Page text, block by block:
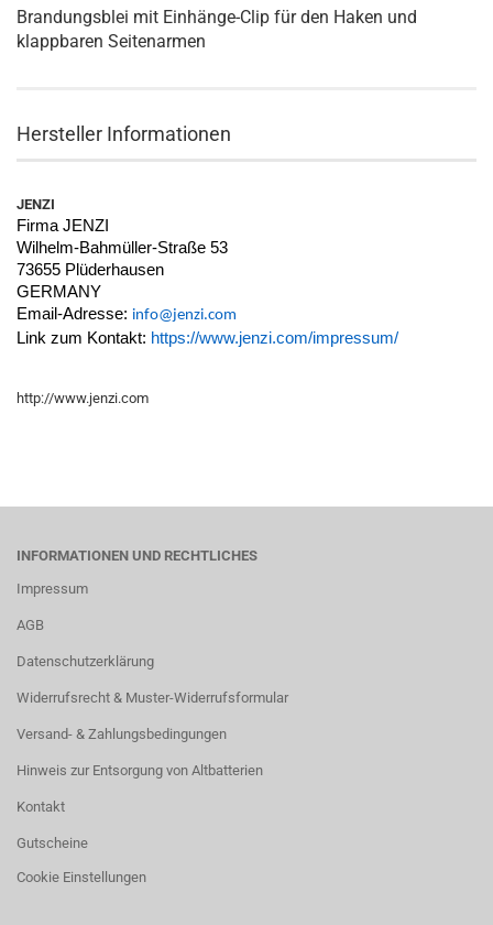
Brandungsblei mit Einhänge-Clip für den Haken und
klappbaren Seitenarmen
Hersteller Informationen
JENZI
Firma JENZI
Wilhelm-Bahmüller-Straße 53
73655 Plüderhausen
GERMANY
Email-Adresse: info@jenzi.com
Link zum Kontakt: https://www.jenzi.com/impressum/
http://www.jenzi.com
INFORMATIONEN UND RECHTLICHES
Impressum
AGB
Datenschutzerklärung
Widerrufsrecht & Muster-Widerrufsformular
Versand- & Zahlungsbedingungen
Hinweis zur Entsorgung von Altbatterien
Kontakt
Gutscheine
Cookie Einstellungen